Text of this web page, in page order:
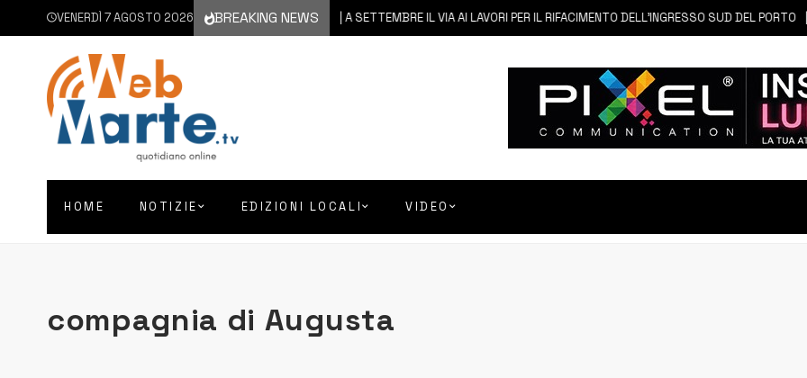
VENERDÌ 7 AGOSTO 2026 BREAKING NEWS
6 AGOSTO 2026 CATANIA | A SETTEMBRE IL VIA AI LAVORI PER IL RIFACIMENTO DELL’INGRESSO SUD DEL PORTO
HOME NOTIZIE EDIZIONI LOCALI VIDEO
compagnia di Augusta